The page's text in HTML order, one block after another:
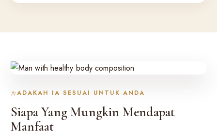
ADAKAH IA SESUAI UNTUK ANDA
Siapa Yang Mungkin Mendapat
Manfaat